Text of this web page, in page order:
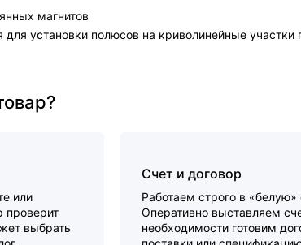
магнитов
установки полюсов на криволинейные участки
или
проверит
выбрать
Счет и договор
Работаем строго в
Оперативно выставляем
необходимости готовим